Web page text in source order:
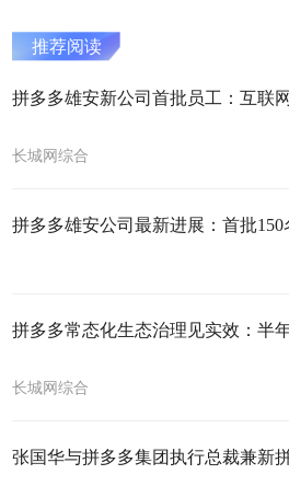
推荐阅读
长城网综合
拼多多雄安公司最新进展：首批
长城网综合